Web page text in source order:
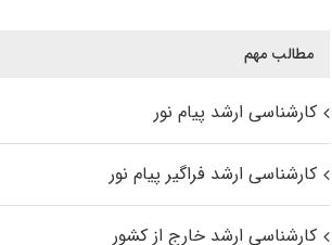
مطالب مهم
کارشناسی ارشد پیام نور
کارشناسی ارشد فراگیر پیام نور
کارشناسی ارشد خارج از کشور